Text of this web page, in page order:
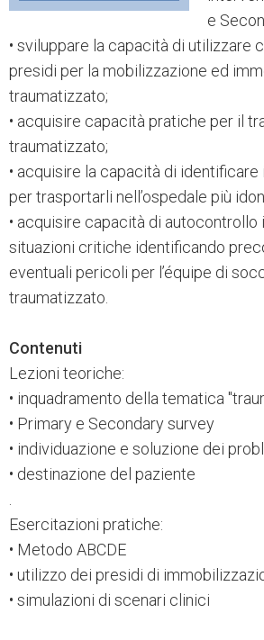
e
• sviluppare la capacità di utilizzare
presidi per la mobilizzazione ed
traumatizzato;
• acquisire capacità pratiche per il
traumatizzato;
• acquisire la capacità di
per trasportarli nell’ospedale più
• acquisire capacità di autocontrollo
situazioni critiche identificando
eventuali pericoli per l’équipe di
traumatizzato.
Contenuti
Lezioni teoriche:
• inquadramento della tematica
• Primary e Secondary survey
• individuazione e soluzione dei
• destinazione del paziente
Esercitazioni pratiche:
• Metodo ABCDE
• utilizzo dei presidi di
• simulazioni di scenari clinici